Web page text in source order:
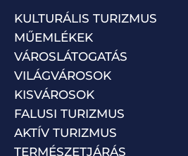
KULTURÁLIS TURIZMUS
MŰEMLÉKEK
VÁROSLÁTOGATÁS
VILÁGVÁROSOK
KISVÁROSOK
FALUSI TURIZMUS
AKTÍV TURIZMUS
TERMÉSZETJÁRÁS